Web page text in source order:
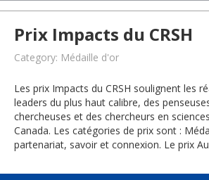
Prix Impacts du CRSH
Category: Médaille d'or
Les prix Impacts du CRSH soulignent les
leaders du plus haut calibre, des
chercheuses et des chercheurs en
Canada. Les catégories de prix sont :
partenariat, savoir et connexion. Le prix